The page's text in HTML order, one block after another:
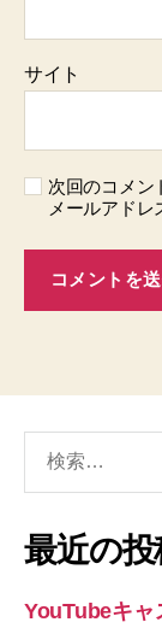
サイト
次回のコメン
メールアドレ
象:
最近の投
YouTubeキャ